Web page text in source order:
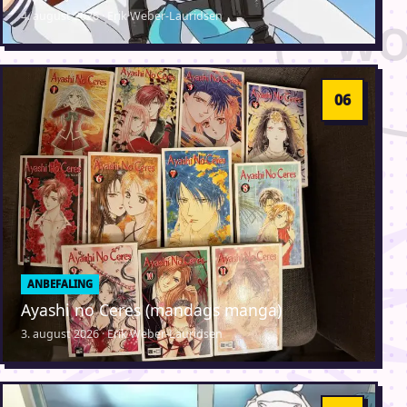
4. august 2026 · Erik Weber-Lauridsen
ANBEFALING
Ayashi no Ceres (mandags manga)
3. august 2026 · Erik Weber-Lauridsen